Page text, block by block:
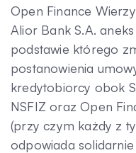
Open Finance
Alior Bank S.A.
podstawie którego
postanowienia
kredytobiorcy obok
NSFIZ oraz Open
(przy czym każdy z
odpowiada solidarnie